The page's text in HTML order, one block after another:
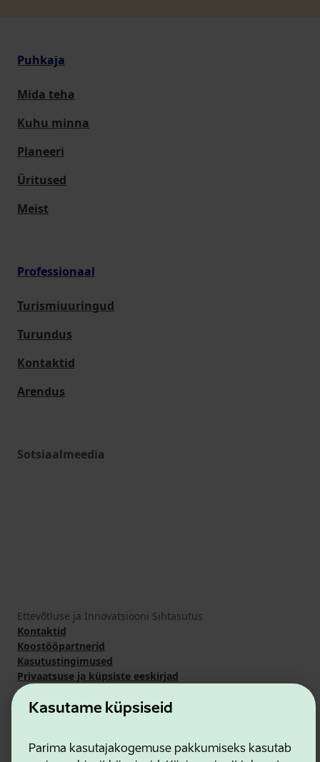
Kasutame küpsiseid
Parima kasutajakogemuse pakkumiseks kasutab
Puhkaja
Mida teha
Kuhu minna
Planeeri
Üritused
Meist
Professionaal
Turismiuuringud
Turundus
Kontaktid
Arendus
Sotsiaalmeedia
Ettevõtluse ja Innovatsiooni Sihtasutus
Kontaktid
Koostööpartnerid
Kasutustingimused
Privaatsuse ja küpsiste eeskirjad